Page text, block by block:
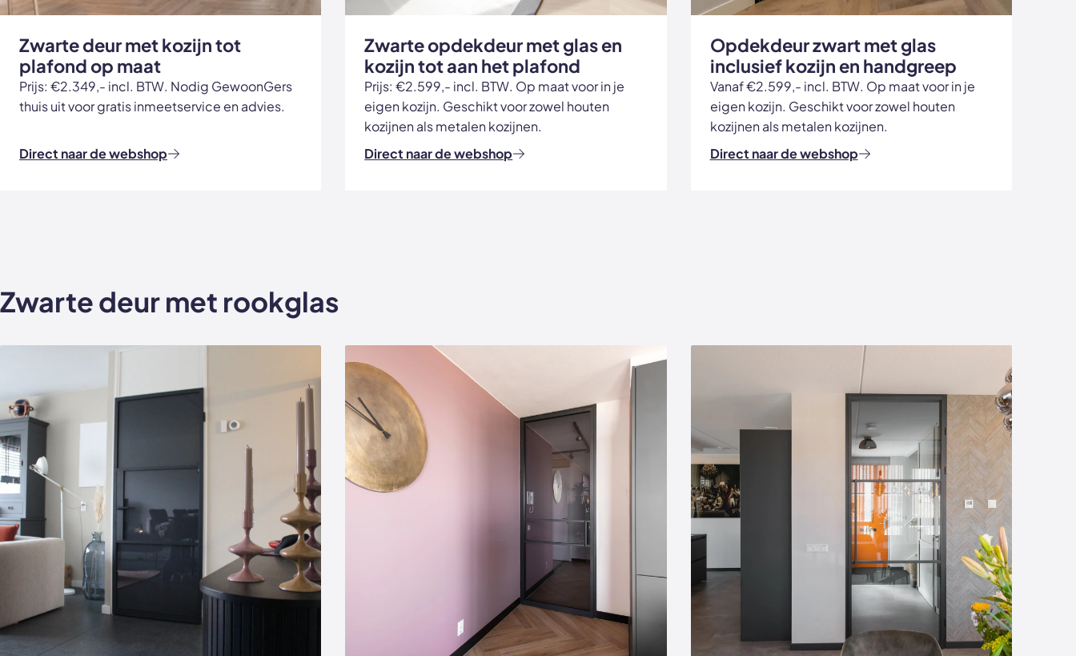
Zwarte deur met kozijn tot
plafond op maat
Prijs: €2.349,- incl. BTW. Nodig GewoonGers
thuis uit voor gratis inmeetservice en advies.
Direct naar de webshop
Zwarte opdekdeur met glas en
kozijn tot aan het plafond
Prijs: €2.599,- incl. BTW. Op maat voor in je
eigen kozijn. Geschikt voor zowel houten
kozijnen als metalen kozijnen.
Direct naar de webshop
Opdekdeur zwart met glas
inclusief kozijn en handgreep
Vanaf €2.599,- incl. BTW. Op maat voor in je
eigen kozijn. Geschikt voor zowel houten
kozijnen als metalen kozijnen.
Direct naar de webshop
Zwarte deur met rookglas